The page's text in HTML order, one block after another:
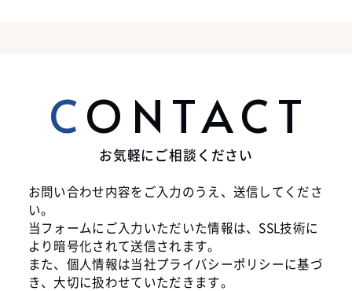
CONTACT
お気軽にご相談ください
お問い合わせ内容をご入力のうえ、送信してくださ
い。
当フォームにご入力いただいた情報は、SSL技術に
より暗号化されて送信されます。
また、個人情報は当社プライバシーポリシーに基づ
き、大切に扱わせていただきます。